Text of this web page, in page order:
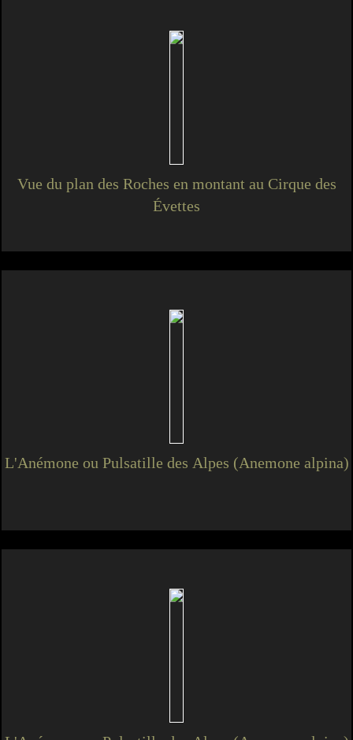
Vue du plan des Roches en montant au Cirque des
Évettes
L'Anémone ou Pulsatille des Alpes (Anemone alpina)